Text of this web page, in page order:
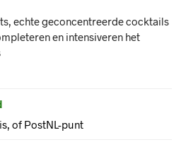
echte geconcentreerde cocktails
en intensiveren het
of PostNL-punt